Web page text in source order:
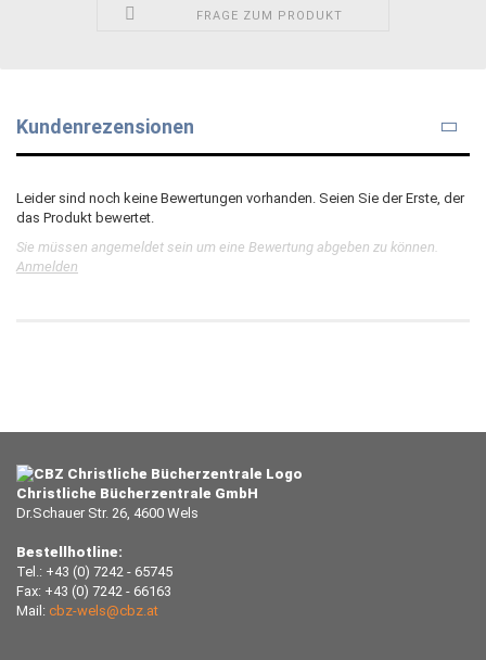
FRAGE ZUM PRODUKT
Kundenrezensionen
Leider sind noch keine Bewertungen vorhanden. Seien Sie der Erste, der
das Produkt bewertet.
Sie müssen angemeldet sein um eine Bewertung abgeben zu können.
Anmelden
Christliche Bücherzentrale GmbH
Dr.Schauer Str. 26, 4600 Wels
Bestellhotline:
Tel.: +43 (0) 7242 - 65745
Fax: +43 (0) 7242 - 66163
Mail: cbz-wels@cbz.at